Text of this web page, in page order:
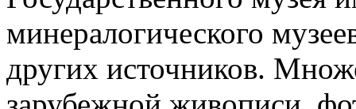
минералогического
других источников.